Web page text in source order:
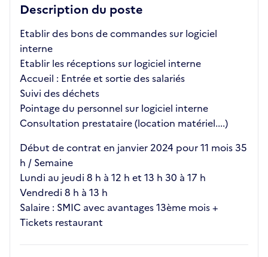
Description du poste
Etablir des bons de commandes sur logiciel
interne
Etablir les réceptions sur logiciel interne
Accueil : Entrée et sortie des salariés
Suivi des déchets
Pointage du personnel sur logiciel interne
Consultation prestataire (location matériel....)
Début de contrat en janvier 2024 pour 11 mois 35
h / Semaine
Lundi au jeudi 8 h à 12 h et 13 h 30 à 17 h
Vendredi 8 h à 13 h
Salaire : SMIC avec avantages 13ème mois +
Tickets restaurant